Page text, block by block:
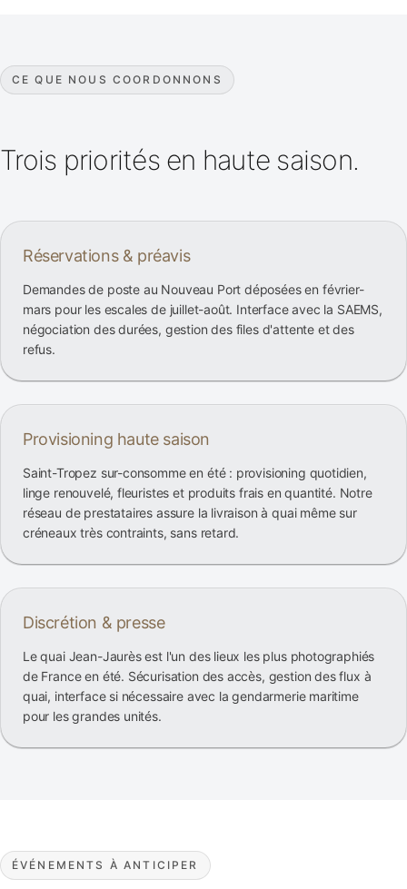
CE QUE NOUS COORDONNONS
Trois priorités en haute saison.
Réservations & préavis
Demandes de poste au Nouveau Port déposées en février-
mars pour les escales de juillet-août. Interface avec la SAEMS,
négociation des durées, gestion des files d'attente et des
refus.
Provisioning haute saison
Saint-Tropez sur-consomme en été : provisioning quotidien,
linge renouvelé, fleuristes et produits frais en quantité. Notre
réseau de prestataires assure la livraison à quai même sur
créneaux très contraints, sans retard.
Discrétion & presse
Le quai Jean-Jaurès est l'un des lieux les plus photographiés
de France en été. Sécurisation des accès, gestion des flux à
quai, interface si nécessaire avec la gendarmerie maritime
pour les grandes unités.
ÉVÉNEMENTS À ANTICIPER